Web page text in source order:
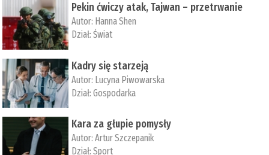
Pekin ćwiczy atak, Tajwan – przetrwanie
Autor: ­Hanna Shen
Dział:Świat
Kadry się starzeją
Autor: Lucyna Piwowarska
Dział:Gospodarka
Kara za głupie pomysły
Autor:Artur Szczepanik
Dział:Sport